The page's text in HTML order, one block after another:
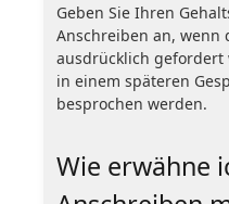
Geben Sie Ihren
Anschreiben an, wenn
ausdrücklich
in einem späteren
besprochen werden.
Wie erwähne